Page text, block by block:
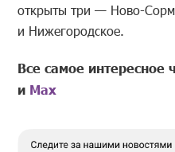
открыты три — Ново-
и Нижегородское.
Все самое интересное
и Mах